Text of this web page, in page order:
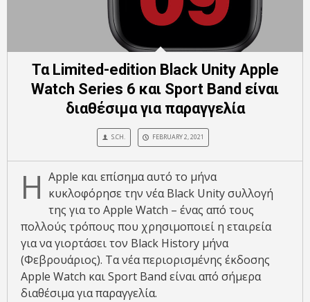
Τα Limited-edition Black Unity Apple
Watch Series 6 και Sport Band είναι
διαθέσιμα για παραγγελία
S.CH. FEBRUARY 2, 2021
Η Apple και επίσημα αυτό το μήνα
κυκλοφόρησε την νέα Black Unity συλλογή
της για το Apple Watch – ένας από τους
πολλούς τρόπους που χρησιμοποιεί η εταιρεία
για να γιορτάσει τον Black History μήνα
(Φεβρουάριος). Τα νέα περιορισμένης έκδοσης
Apple Watch και Sport Band είναι από σήμερα
διαθέσιμα για παραγγελία.